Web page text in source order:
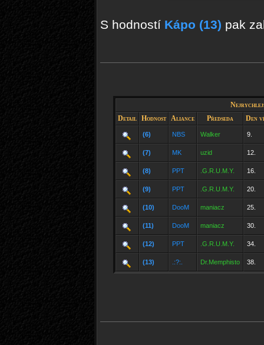
S hodností Kápo (13) pak
Detail Hodnost Aliance Předseda Den
(6) NBS Walker 9.
(7) MK uzid 12.
(8) PPT .G.R.U.M.Y. 16.
(9) PPT .G.R.U.M.Y. 20.
(10) DooM maniacz 25.
(11) DooM maniacz 30.
(12) PPT .G.R.U.M.Y. 34.
(13) .:?:. Dr.Memphisto 38.